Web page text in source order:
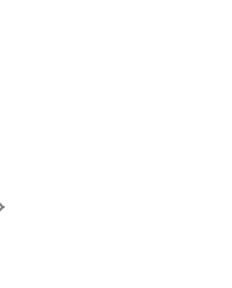
運作，這是鄉內第6個、全